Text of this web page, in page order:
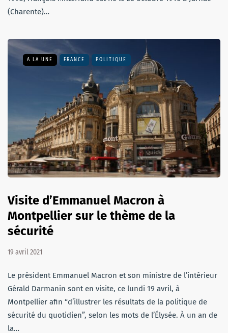
(Charente)…
A LA UNE FRANCE POLITIQUE
Visite d’Emmanuel Macron à
Montpellier sur le thème de la
sécurité
19 avril 2021
Le président Emmanuel Macron et son ministre de l’intérieur
Gérald Darmanin sont en visite, ce lundi 19 avril, à
Montpellier afin “d’illustrer les résultats de la politique de
sécurité du quotidien”, selon les mots de l’Élysée. À un an de
la…